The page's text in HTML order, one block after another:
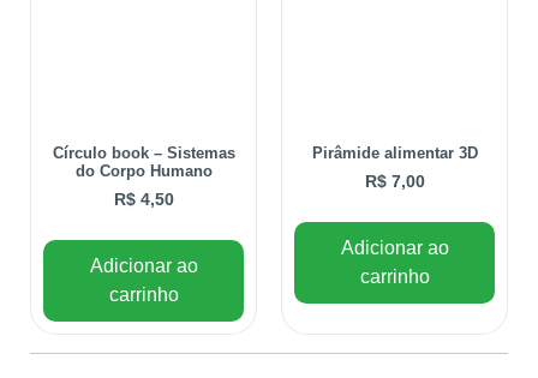
Círculo book – Sistemas
do Corpo Humano
R$4,50
Adicionar ao
carrinho
Pirâmide alimentar 3D
R$7,00
Adicionar ao
carrinho